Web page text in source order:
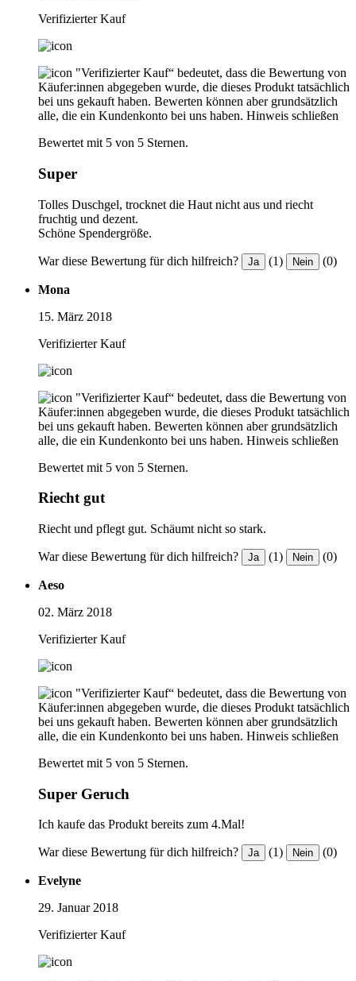
Verifizierter Kauf
"Verifizierter Kauf“ bedeutet, dass die Bewertung von
Käufer:innen abgegeben wurde, die dieses Produkt tatsächlich
bei uns gekauft haben. Bewerten können aber grundsätzlich
alle, die ein Kundenkonto bei uns haben. Hinweis schließen
Bewertet mit 5 von 5 Sternen.
Super
Tolles Duschgel, trocknet die Haut nicht aus und riecht
fruchtig und dezent.
Schöne Spendergröße.
War diese Bewertung für dich hilfreich? Ja (1) Nein (0)
Mona
15. März 2018
Verifizierter Kauf
"Verifizierter Kauf“ bedeutet, dass die Bewertung von
Käufer:innen abgegeben wurde, die dieses Produkt tatsächlich
bei uns gekauft haben. Bewerten können aber grundsätzlich
alle, die ein Kundenkonto bei uns haben. Hinweis schließen
Bewertet mit 5 von 5 Sternen.
Riecht gut
Riecht und pflegt gut. Schäumt nicht so stark.
War diese Bewertung für dich hilfreich? Ja (1) Nein (0)
Aeso
02. März 2018
Verifizierter Kauf
"Verifizierter Kauf“ bedeutet, dass die Bewertung von
Käufer:innen abgegeben wurde, die dieses Produkt tatsächlich
bei uns gekauft haben. Bewerten können aber grundsätzlich
alle, die ein Kundenkonto bei uns haben. Hinweis schließen
Bewertet mit 5 von 5 Sternen.
Super Geruch
Ich kaufe das Produkt bereits zum 4.Mal!
War diese Bewertung für dich hilfreich? Ja (1) Nein (0)
Evelyne
29. Januar 2018
Verifizierter Kauf